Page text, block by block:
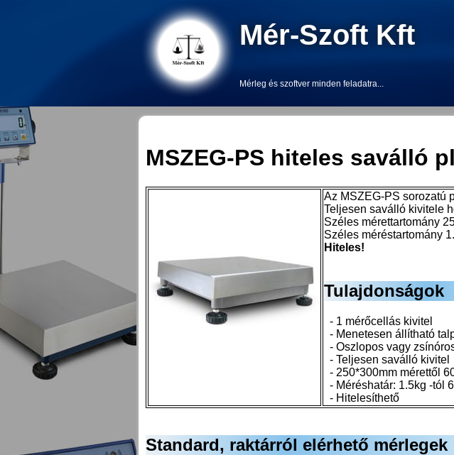
Mér-Szoft Kft
Mérleg és szoftver minden feladatra...
MSZEG-PS hiteles saválló
Az MSZEG-PS sorozatú
Teljesen saválló kivitele
Széles mérettartomány
Széles méréstartomány
Hiteles!
Tulajdonságok
- 1 mérőcellás kivitel
- Menetesen állítható
- Oszlopos vagy
- Teljesen saválló kivitel
- 250*300mm mérettől
- Méréshatár: 1.5kg -tól
- Hitelesíthető
Standard, raktárról elérhető mérlegek